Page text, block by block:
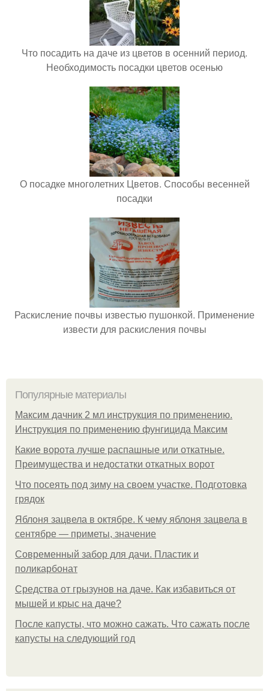
Что посадить на даче из цветов в осенний период.
Необходимость посадки цветов осенью
О посадке многолетних Цветов. Способы весенней
посадки
Раскисление почвы известью пушонкой. Применение
извести для раскисления почвы
Популярные материалы
Максим дачник 2 мл инструкция по применению.
Инструкция по применению фунгицида Максим
Какие ворота лучше распашные или откатные.
Преимущества и недостатки откатных ворот
Что посеять под зиму на своем участке. Подготовка
грядок
Яблоня зацвела в октябре. К чему яблоня зацвела в
сентябре — приметы, значение
Современный забор для дачи. Пластик и
поликарбонат
Средства от грызунов на даче. Как избавиться от
мышей и крыс на даче?
После капусты, что можно сажать. Что сажать после
капусты на следующий год